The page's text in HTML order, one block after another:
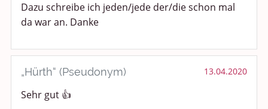
Dazu schreibe ich jeden/jede der/die schon mal
da war an. Danke
„Hürth“ (Pseudonym) 13.04.2020
Sehr gut 👍